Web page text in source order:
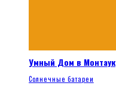
Умный Дом в Монтаук
Солнечные батареи